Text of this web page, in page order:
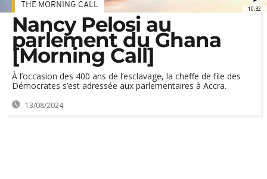
10:32
THE MORNING CALL
Nancy Pelosi au
parlement du Ghana
[Morning Call]
À l’occasion des 400 ans de l’esclavage, la cheffe de file des
Démocrates s’est adressée aux parlementaires à Accra.
13/08/2024